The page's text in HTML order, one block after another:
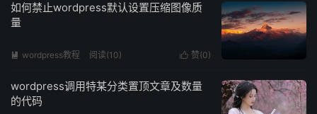
如何禁止wordpress默认设置压缩图像质
量
 赞(0)
 wordpress教程 阅读(10)
wordpress调用特某分类置顶文章及数量
的代码